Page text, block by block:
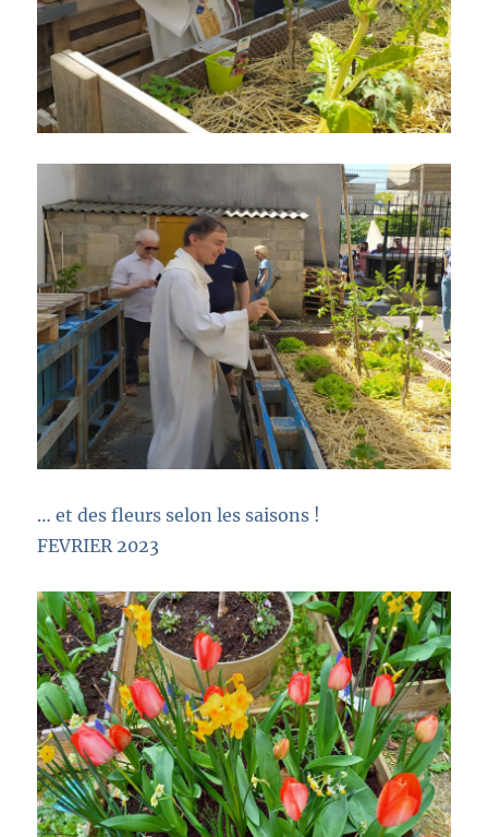
… et des fleurs selon les saisons !
FEVRIER 2023